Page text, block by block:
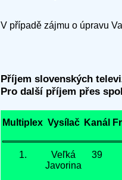
V případě zájmu o úpravu
Příjem slovenských
Pro další příjem přes
Multiplex Vysílač Kanál
1.
Veľká
Javorina
39